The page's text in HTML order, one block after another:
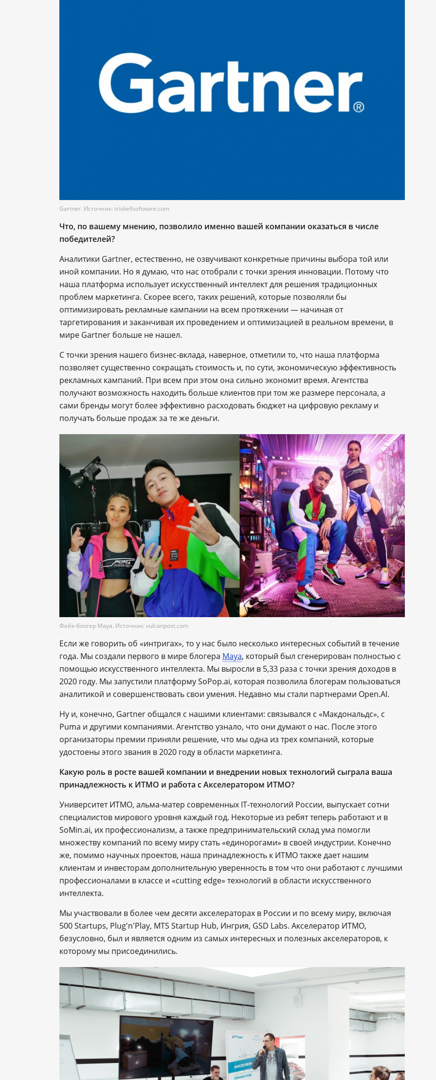
Gartner. Источник: triskellsoftware.com
Что, по вашему мнению, позволило именно вашей компании оказаться в числе
победителей?
Аналитики Gartner, естественно, не озвучивают конкретные причины выбора той или
иной компании. Но я думаю, что нас отобрали с точки зрения инновации. Потому что
наша платформа использует искусственный интеллект для решения традиционных
проблем маркетинга. Скорее всего, таких решений, которые позволяли бы
оптимизировать рекламные кампании на всем протяжении ― начиная от
таргетирования и заканчивая их проведением и оптимизацией в реальном времени, в
мире Gartner больше не нашел.
С точки зрения нашего бизнес-вклада, наверное, отметили то, что наша платформа
позволяет существенно сокращать стоимость и, по сути, экономическую эффективность
рекламных кампаний. При всем при этом она сильно экономит время. Агентства
получают возможность находить больше клиентов при том же размере персонала, а
сами бренды могут более эффективно расходовать бюджет на цифровую рекламу и
получать больше продаж за те же деньги.
Фейк-блогер Maya. Источник: vulcanpost.com
Если же говорить об «интригах», то у нас было несколько интересных событий в течение
года. Мы создали первого в мире блогера Maya, который был сгенерирован полностью с
помощью искусственного интеллекта. Мы выросли в 5,33 раза с точки зрения доходов в
2020 году. Мы запустили платформу SoPop.ai, которая позволила блогерам пользоваться
аналитикой и совершенствовать свои умения. Недавно мы стали партнерами Open.AI.
Ну и, конечно, Gartner общался с нашими клиентами: связывался с «Макдональдс», с
Puma и другими компаниями. Агентство узнало, что они думают о нас. После этого
организаторы премии приняли решение, что мы одна из трех компаний, которые
удостоены этого звания в 2020 году в области маркетинга.
Какую роль в росте вашей компании и внедрении новых технологий сыграла ваша
принадлежность к ИТМО и работа с Акселератором ИТМО?
Университет ИТМО, альма-матер современных IT-технологий России, выпускает сотни
специалистов мирового уровня каждый год. Некоторые из ребят теперь работают и в
SoMin.ai, их профессионализм, а также предпринимательский склад ума помогли
множеству компаний по всему миру стать «единорогами» в своей индустрии. Конечно
же, помимо научных проектов, наша принадлежность к ИТМО также дает нашим
клиентам и инвесторам дополнительную уверенность в том что они работают с лучшими
профессионалами в классе и «cutting edge» технологий в области искусственного
интеллекта.
Мы участвовали в более чем десяти акселераторах в России и по всему миру, включая
500 Startups, Plug'n'Play, MTS Startup Hub, Ингрия, GSD Labs. Акселератор ИТМО,
безусловно, был и является одним из самых интересных и полезных акселераторов, к
которому мы присоединились.